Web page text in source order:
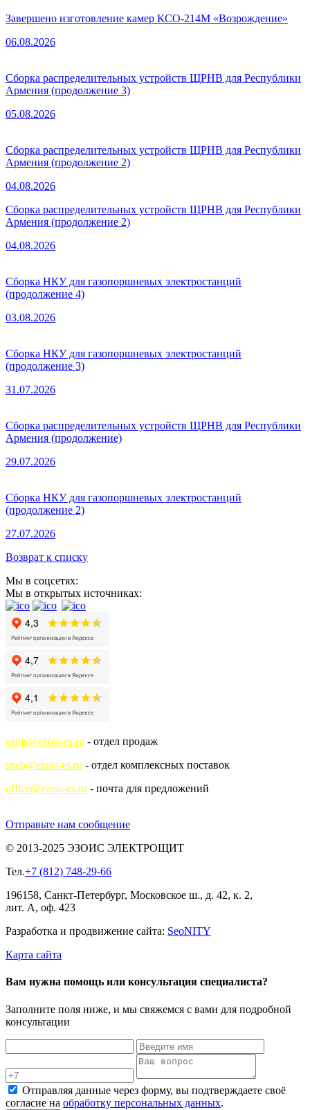
Завершено изготовление камер КСО-214М «Возрождение»
06.08.2026
Сборка распределительных устройств ЩРНВ для Республики
Армения (продолжение 3)
05.08.2026
Сборка распределительных устройств ЩРНВ для Республики
Армения (продолжение 2)
04.08.2026
Сборка распределительных устройств ЩРНВ для Республики
Армения (продолжение 2)
04.08.2026
Сборка НКУ для газопоршневых электростанций
(продолжение 4)
03.08.2026
Сборка НКУ для газопоршневых электростанций
(продолжение 3)
31.07.2026
Сборка распределительных устройств ЩРНВ для Республики
Армения (продолжение)
29.07.2026
Сборка НКУ для газопоршневых электростанций
(продолжение 2)
27.07.2026
Возврат к списку
Мы в соцсетях:
Мы в открытых источниках:
ezois@ezois-es.ru - отдел продаж
snab@ezois-es.ru - отдел комплексных поставок
office@ezois-es.ru - почта для предложений
Отправьте нам сообщение
© 2013-2025 ЭЗОИС ЭЛЕКТРОЩИТ
Тел.+7 (812) 748-29-66
196158, Санкт-Петербург, Московское ш., д. 42, к. 2,
лит. А, оф. 423
Разработка и продвижение сайта: SeoNITY
Карта сайта
Вам нужна помощь или консультация специалиста?
Заполните поля ниже, и мы свяжемся с вами для подробной
консультации
Отправляя данные через форму, вы подтверждаете своё
согласие на обработку персональных данных.